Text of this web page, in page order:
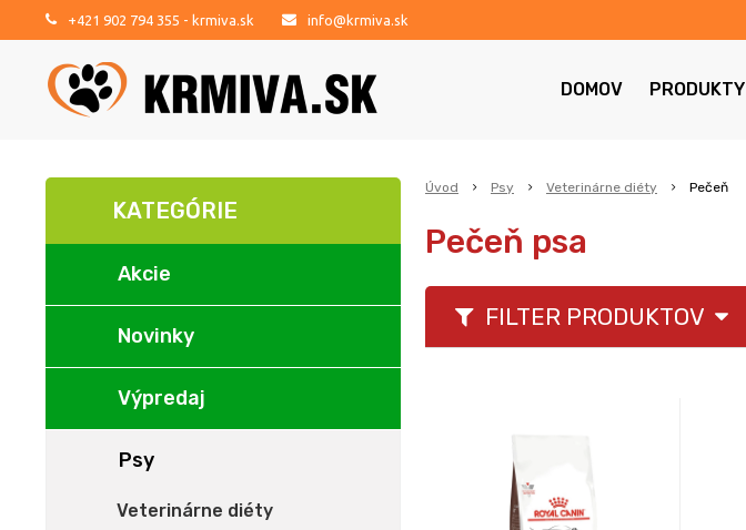
+421 902 794 355 - krmiva.sk info@krmiva.sk
DOMOV PRODUKTY
Úvod Psy Veterinárne diéty Pečeň
Pečeň psa
FILTER PRODUKTOV
KATEGÓRIE
Akcie
Novinky
Výpredaj
Psy
Veterinárne diéty